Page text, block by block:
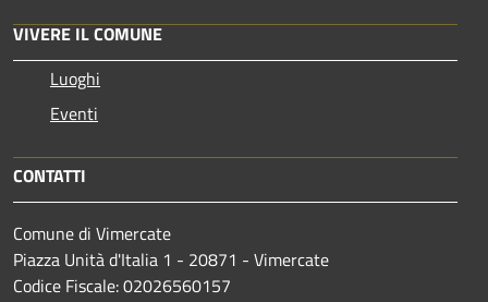
VIVERE IL COMUNE
Luoghi
Eventi
CONTATTI
Comune di Vimercate
Piazza Unità d'Italia 1 - 20871 - Vimercate
Codice Fiscale: 02026560157